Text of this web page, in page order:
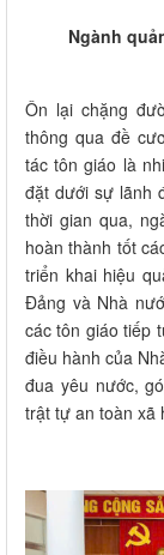
Ngành
Ôn lại chặng
thông qua đề
tác tôn giáo là
đặt dưới sự lãnh
thời gian qua,
hoàn thành tốt
triển khai hiệu
Đảng và Nhà
các tôn giáo tiếp
điều hành của
đua yêu nước,
trật tự an toàn xã